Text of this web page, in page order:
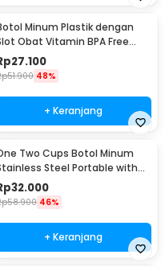
Minum Plastik dengan
Obat Vitamin BPA Free
- 830
27.100
51.900 48%
+ Keranjang
Two Cups Botol Minum
Steel Portable with
750ml - GBD
32.000
58.900 46%
+ Keranjang